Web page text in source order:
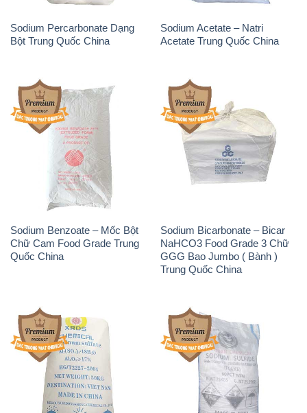
Sodium Percarbonate Dạng
Bột Trung Quốc China
Sodium Acetate – Natri
Acetate Trung Quốc China
Sodium Benzoate – Mốc Bột
Chữ Cam Food Grade Trung
Quốc China
Sodium Bicarbonate – Bicar
NaHCO3 Food Grade 3 Chữ
GGG Bao Jumbo ( Bành )
Trung Quốc China